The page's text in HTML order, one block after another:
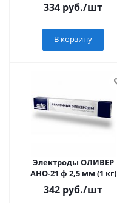
334 руб./шт
В корзину
Электроды ОЛИВЕР
АНО-21 ф 2,5 мм (1 кг)
342 руб./шт